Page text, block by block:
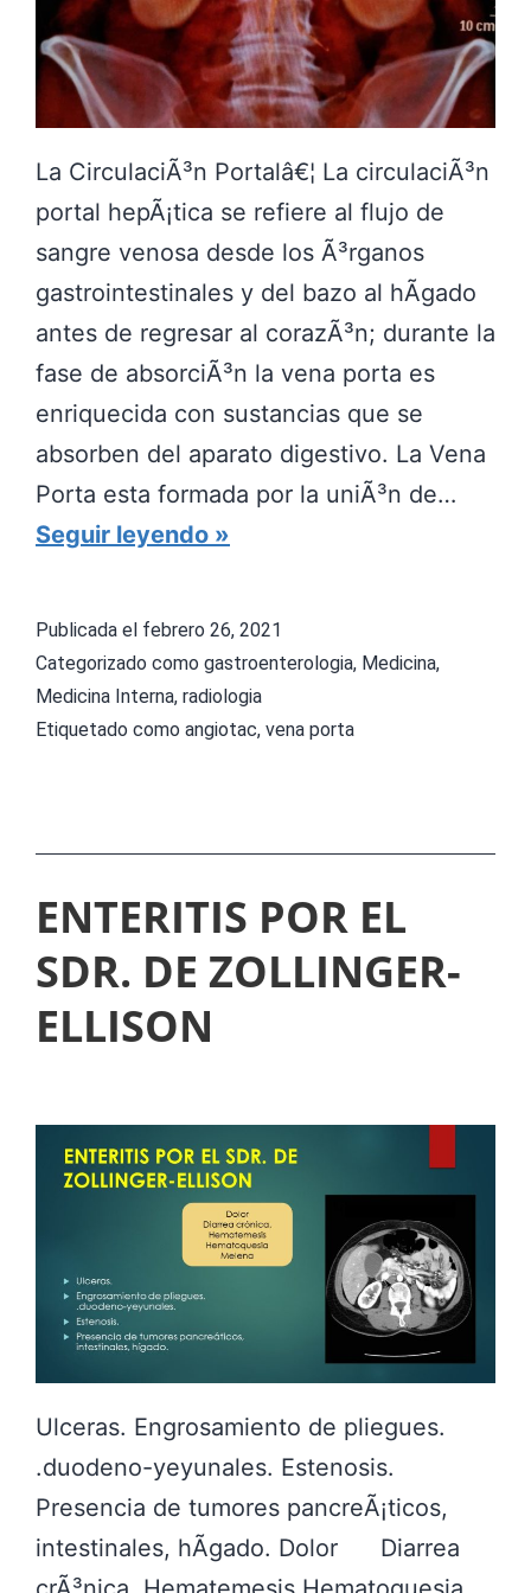
L
O
N
E
S
C
E
N
D
E
N
T
E
La CirculaciÃ³n Portalâ€¦ La circulaciÃ³n
portal hepÃ¡tica se refiere al flujo de
sangre venosa desde los Ã³rganos
gastrointestinales y del bazo al hÃ­gado
antes de regresar al corazÃ³n; durante la
fase de absorciÃ³n la vena porta es
enriquecida con sustancias que se
absorben del aparato digestivo. La Vena
Porta esta formada por la uniÃ³n de…
Seguir leyendo C
c
u
l
i
Ã
³
n
a
l
t
c
Publicada el febrero 26, 2021
Categorizado como gastroenterologia, Medicina,
Medicina Interna, radiologia
Etiquetado como angiotac, vena porta
ENTERITIS POR EL
SDR. DE ZOLLINGER-
ELLISON
Ulceras. Engrosamiento de pliegues.
.duodeno-yeyunales. Estenosis.
Presencia de tumores pancreÃ¡ticos,
intestinales, hÃ­gado. Dolor Diarrea